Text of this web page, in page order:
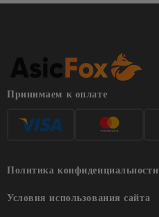
Принимаем к оплате
Политика конфиденциальности
Условия использования сайта